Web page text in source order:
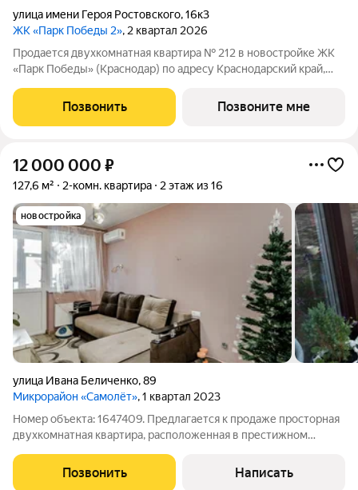
улица имени Героя Ростовского,16к3
ЖК «Парк Победы 2», 2 квартал 2026
Продается двухкомнатная квартира № 212 в новостройке ЖК
«Парк Победы» (Краснодар) по адресу Краснодарский край,
площадь квартиры 70.10 кв. м., этаж 9 из 9, секция 2. Тип
проекта, по которому
Позвонить Позвоните мне
12 000 000 ₽
127,6 м² 2-комн. квартира 2 этаж из 16
новостройка
улица Ивана Беличенко,89
Микрорайон «Самолёт», 1 квартал 2023
Номер объекта: 1647409. Предлагается к продаже просторная
двухкомнатная квартира, расположенная в престижном
квартиры составляет внушительные 127,6 квадратных метров,
что делает её идеальным
Позвонить Написать